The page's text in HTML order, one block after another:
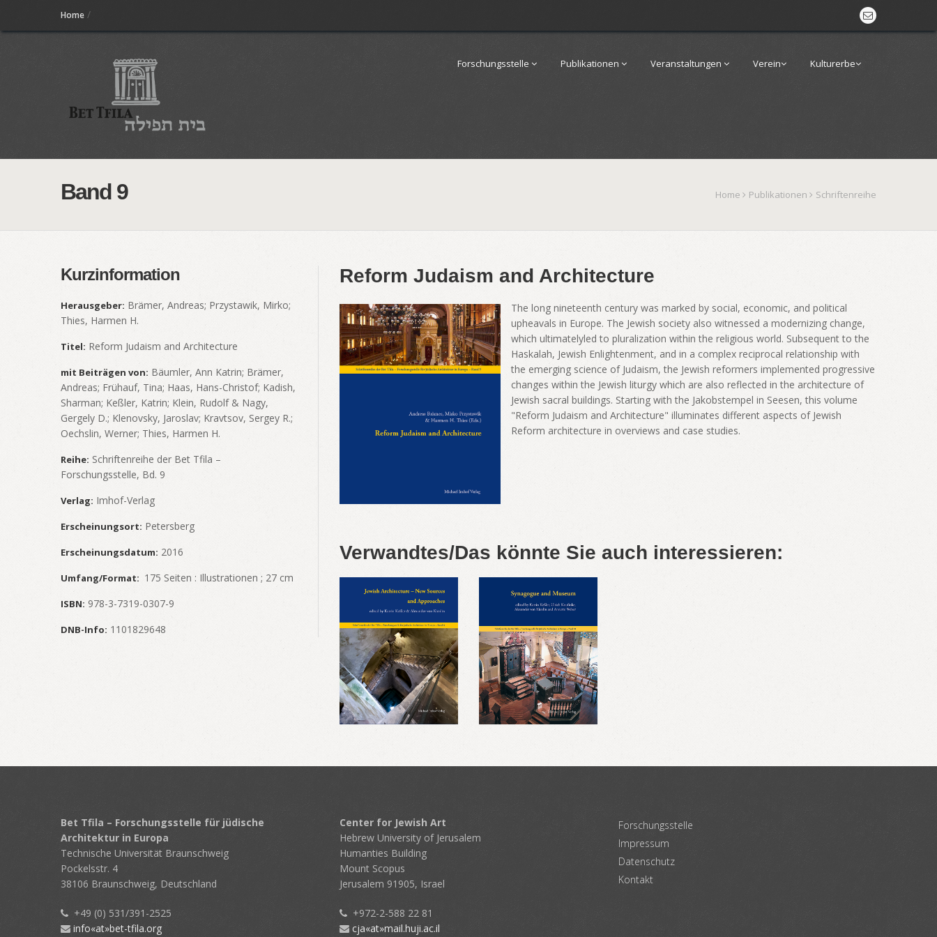
Home /
Forschungsstelle Publikationen Veranstaltungen Verein Kulturerbe
Band 9 Home Publikationen Schriftenreihe
Kurzinformation
Herausgeber: Brämer, Andreas; Przystawik, Mirko;
Thies, Harmen H.
Titel: Reform Judaism and Architecture
mit Beiträgen von: Bäumler, Ann Katrin; Brämer,
Andreas; Frühauf, Tina; Haas, Hans-Christof; Kadish,
Sharman; Keßler, Katrin; Klein, Rudolf & Nagy,
Gergely D.; Klenovsky, Jaroslav; Kravtsov, Sergey R.;
Oechslin, Werner; Thies, Harmen H.
Reihe: Schriftenreihe der Bet Tfila –
Forschungsstelle, Bd. 9
Verlag: Imhof-Verlag
Erscheinungsort: Petersberg
Erscheinungsdatum: 2016
Umfang/Format: 175 Seiten : Illustrationen ; 27 cm
ISBN: 978-3-7319-0307-9
DNB-Info: 1101829648
Reform Judaism and Architecture
The long nineteenth century was marked by social, economic, and political
upheavals in Europe. The Jewish society also witnessed a modernizing change,
which ultimatelyled to pluralization within the religious world. Subsequent to the
Haskalah, Jewish Enlightenment, and in a complex reciprocal relationship with
the emerging science of Judaism, the Jewish reformers implemented progressive
changes within the Jewish liturgy which are also reflected in the architecture of
Jewish sacral buildings. Starting with the Jakobstempel in Seesen, this volume
"Reform Judaism and Architecture" illuminates different aspects of Jewish
Reform architecture in overviews and case studies.
Verwandtes/Das könnte Sie auch interessieren:
Bet Tfila – Forschungsstelle für jüdische
Architektur in Europa
Technische Universität Braunschweig
Pockelsstr. 4
38106 Braunschweig, Deutschland
+49 (0) 531/391-2525
info«at»bet-tfila.org
Center for Jewish Art
Hebrew University of Jerusalem
Humanties Building
Mount Scopus
Jerusalem 91905, Israel
+972-2-588 22 81
cja«at»mail.huji.ac.il
Forschungsstelle
Impressum
Datenschutz
Kontakt